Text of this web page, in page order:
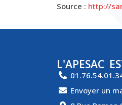
Source : http://
L'APESAC
Envoyer un